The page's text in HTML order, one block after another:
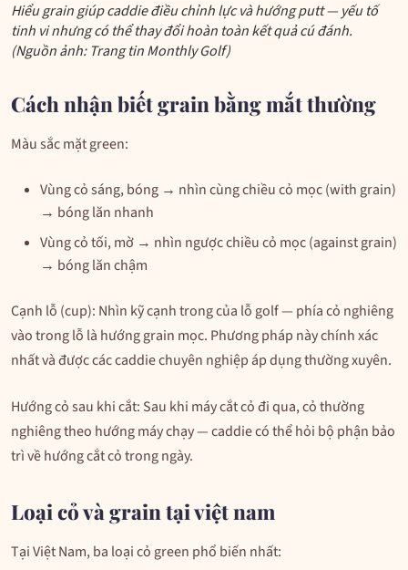
Hiểu grain giúp caddie điều chỉnh lực và hướng putt — yếu tố
tinh vi nhưng có thể thay đổi hoàn toàn kết quả cú đánh.
(Nguồn ảnh: Trang tin Monthly Golf)
Cách nhận biết grain bằng mắt thường
Màu sắc mặt green:
Vùng cỏ sáng, bóng → nhìn cùng chiều cỏ mọc (with grain)
→ bóng lăn nhanh
Vùng cỏ tối, mờ → nhìn ngược chiều cỏ mọc (against grain)
→ bóng lăn chậm
Cạnh lỗ (cup): Nhìn kỹ cạnh trong của lỗ golf — phía cỏ nghiêng
vào trong lỗ là hướng grain mọc. Phương pháp này chính xác
nhất và được các caddie chuyên nghiệp áp dụng thường xuyên.
Hướng cỏ sau khi cắt: Sau khi máy cắt cỏ đi qua, cỏ thường
nghiêng theo hướng máy chạy — caddie có thể hỏi bộ phận bảo
trì về hướng cắt cỏ trong ngày.
Loại cỏ và grain tại việt nam
Tại Việt Nam, ba loại cỏ green phổ biến nhất: